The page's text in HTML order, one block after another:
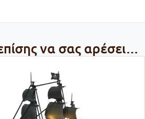
να σας αρέσει…